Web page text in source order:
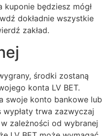
będziesz mógł
dokładnie wszystkie
zakład.
środki zostaną
konta LV BET.
swoje konto bankowe lub
trwa zazwyczaj
zależności od wybranej